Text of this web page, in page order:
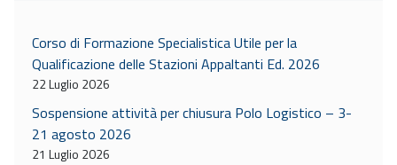
Corso di Formazione Specialistica Utile per la
Qualificazione delle Stazioni Appaltanti Ed. 2026
22 Luglio 2026
Sospensione attività per chiusura Polo Logistico – 3-
21 agosto 2026
21 Luglio 2026